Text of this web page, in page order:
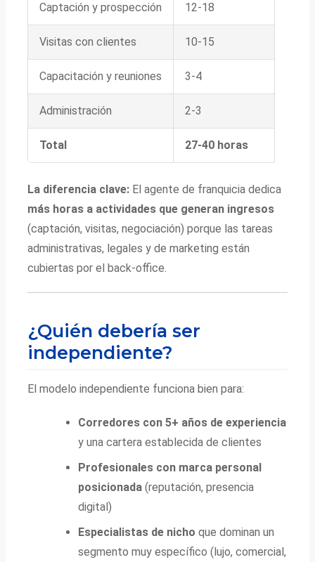
Captación y prospección 12-18
Visitas con clientes 10-15
Capacitación y reuniones 3-4
Administración 2-3
Total 27-40 horas
La diferencia clave: El agente de franquicia dedica
más horas a actividades que generan ingresos
(captación, visitas, negociación) porque las tareas
administrativas, legales y de marketing están
cubiertas por el back-office.
¿Quién debería ser
independiente?
El modelo independiente funciona bien para:
Corredores con 5+ años de experiencia
y una cartera establecida de clientes
Profesionales con marca personal
posicionada (reputación, presencia
digital)
Especialistas de nicho que dominan un
segmento muy específico (lujo, comercial,